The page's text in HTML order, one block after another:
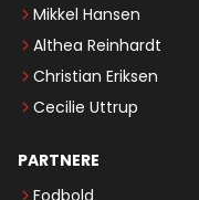
Mikkel Hansen
Althea Reinhardt
Christian Eriksen
Cecilie Uttrup
PARTNERE